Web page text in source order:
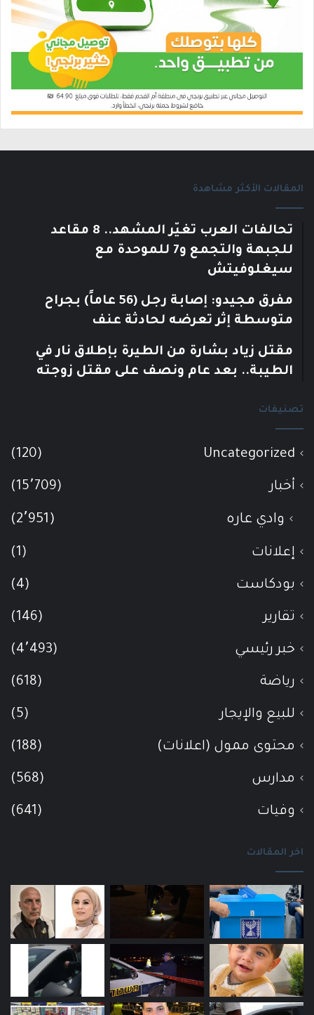
المقالات الأكثر مشاهدة
تحالفات العرب تغيّر المشهد.. 8 مقاعد
للجبهة والتجمع و7 للموحدة مع
سيغلوفيتش
مفرق مجيدو: إصابة رجل (56 عاماً) بجراح
متوسطة إثر تعرضه لحادثة عنف
مقتل زياد بشارة من الطيرة بإطلاق نار في
الطيبة.. بعد عام ونصف على مقتل زوجته
تصنيفات
Uncategorized
(120)
أخبار (15٬709)
وادي عاره (2٬951)
إعلانات (1)
بودكاست (4)
تقارير (146)
خبر رئيسي (4٬493)
رياضة (618)
للبيع والإيجار (5)
محتوى ممول (اعلانات) (188)
مدارس (568)
وفيات (641)
اخر المقالات